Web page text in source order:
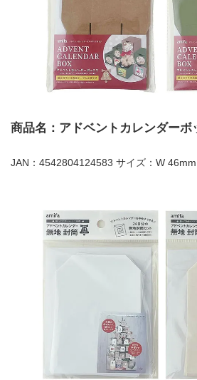
商品名：アドベントカレンダーボ
JAN：4542804124583 サイズ：W